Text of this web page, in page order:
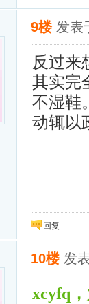
9楼 发表
反过来
其实完
不湿鞋。
动辄以
回复
10楼 发
xcyfq